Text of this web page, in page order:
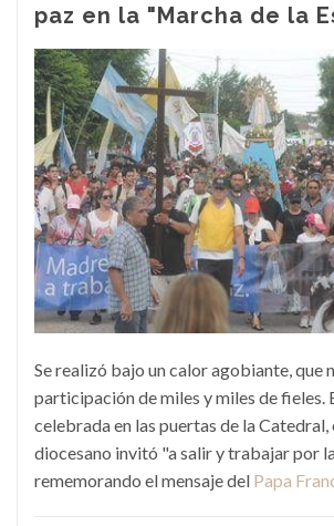
paz en la "Marcha de la
Se realizó bajo un calor agobiante, que
participación de miles y miles de fieles.
celebrada en las puertas de la
diocesano invitó "a salir y trabajar por
rememorando el mensaje del Papa